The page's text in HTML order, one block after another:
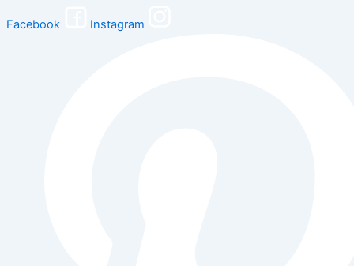
Facebook Instagram